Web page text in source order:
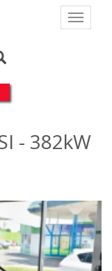
Toggle
- 382kW